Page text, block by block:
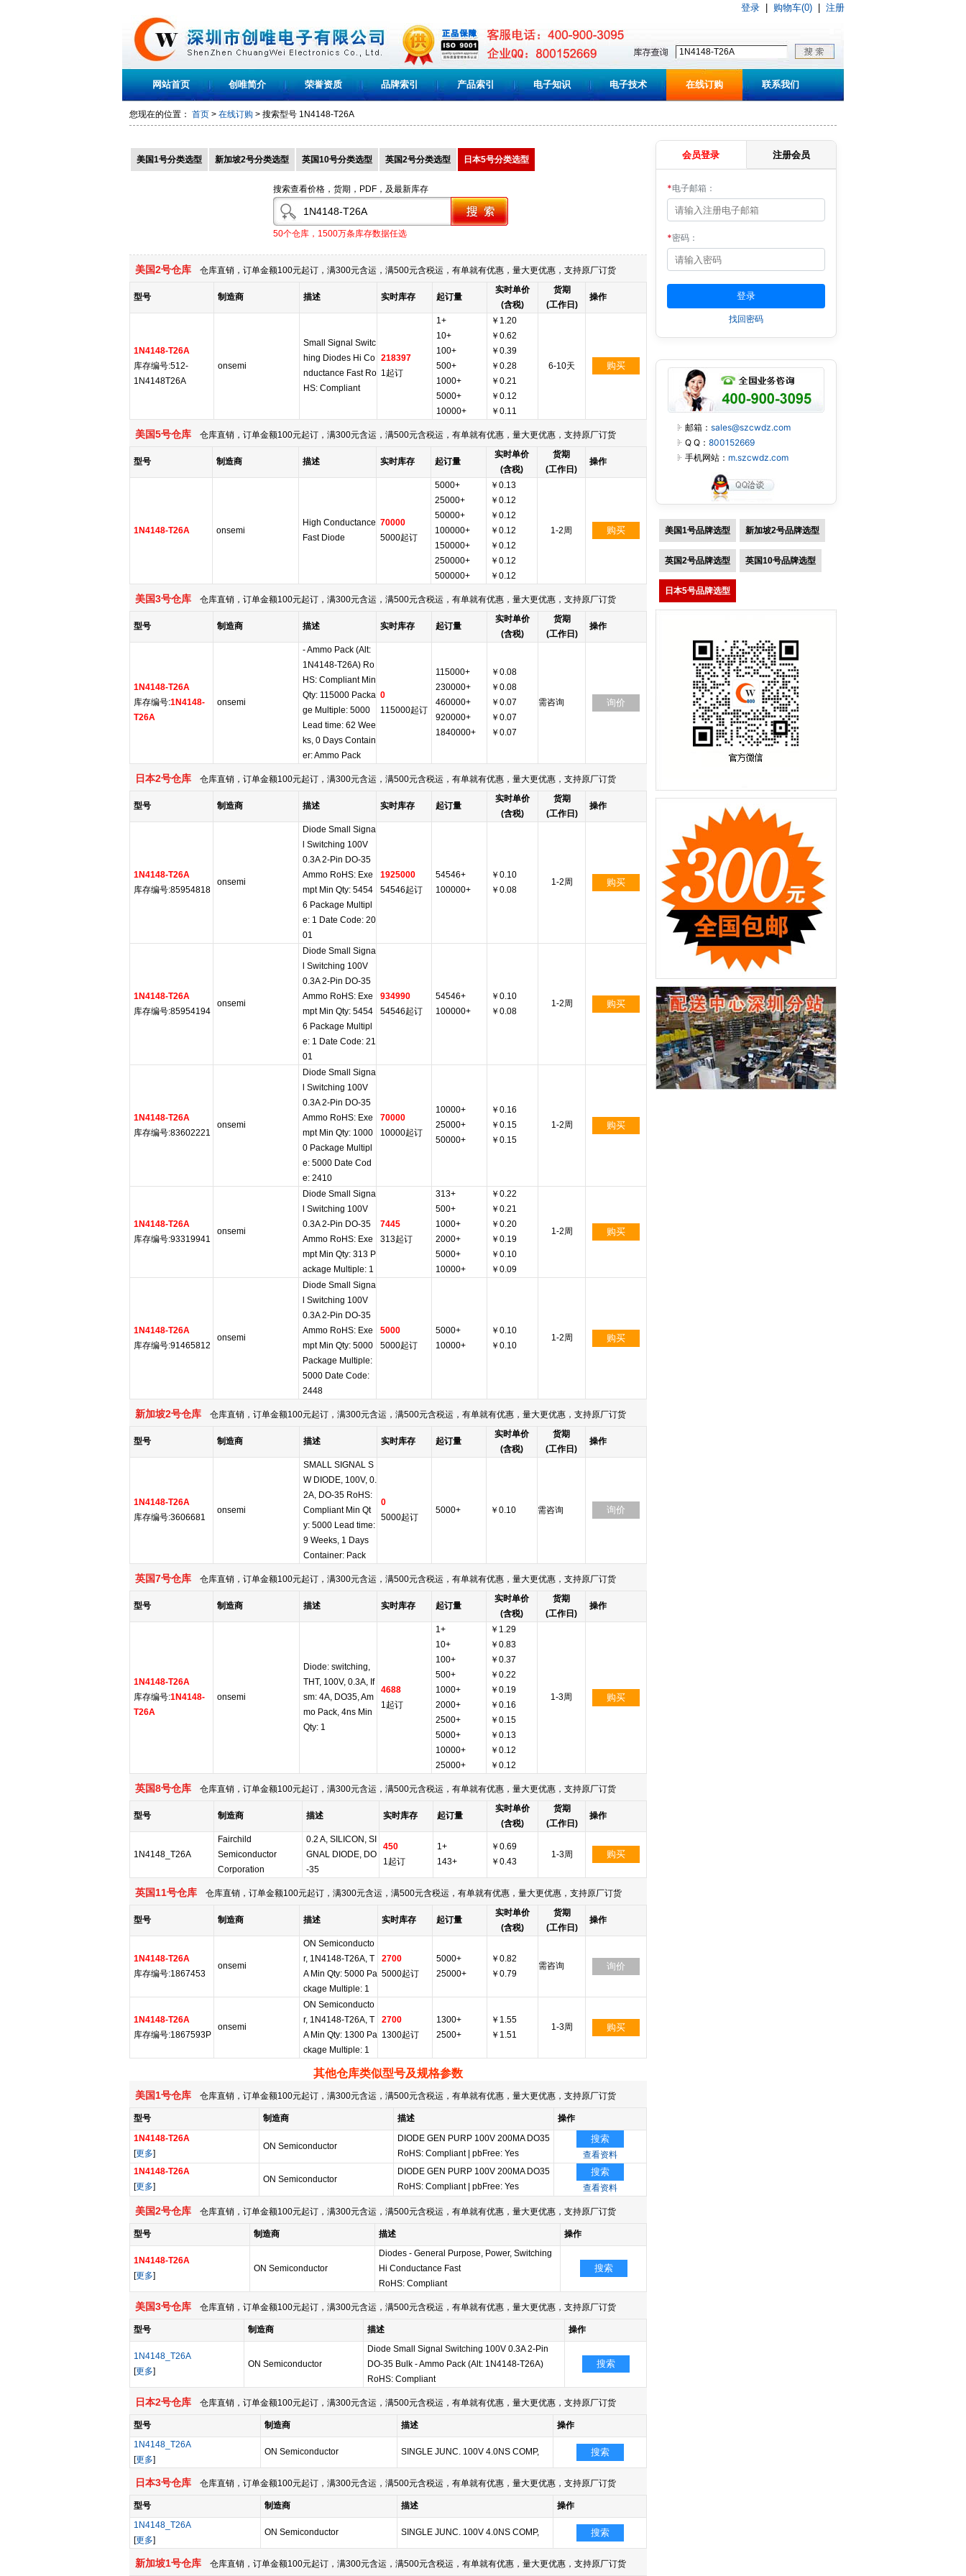
登录 购物车(0) 注册
网站首页 创唯简介 荣誉资质 品牌索引 产品索引 电子知识 电子技术 在线订购 联系我们
您现在的位置： 首页 > 在线订购 > 搜索型号 1N4148-T26A
美国1号分类选型 新加坡2号分类选型 英国10号分类选型 英国2号分类选型 日本5号分类选型
搜索查看价格，货期，PDF，及最新库存
50个仓库，1500万条库存数据任选
美国2号仓库 仓库直销，订单金额100元起订，满300元含运，满500元含税运，有单就有优惠，量大更优惠，支持原厂订货
型号 制造商 描述 实时库存 起订量
实时单价
(含税)
货期
(工作日)
操作
1N4148-T26A
库存编号:512-
1N4148T26A
onsemi
Small Signal Switc
hing Diodes Hi Co
nductance Fast Ro
HS: Compliant
218397
1起订
1+
10+
100+
500+
1000+
5000+
10000+
￥1.20
￥0.62
￥0.39
￥0.28
￥0.21
￥0.12
￥0.11
6-10天 购买
美国5号仓库 仓库直销，订单金额100元起订，满300元含运，满500元含税运，有单就有优惠，量大更优惠，支持原厂订货
型号 制造商 描述 实时库存 起订量
实时单价
(含税)
货期
(工作日)
操作
1N4148-T26A onsemi
High Conductance
Fast Diode
70000
5000起订
5000+
25000+
50000+
100000+
150000+
250000+
500000+
￥0.13
￥0.12
￥0.12
￥0.12
￥0.12
￥0.12
￥0.12
1-2周 购买
美国3号仓库 仓库直销，订单金额100元起订，满300元含运，满500元含税运，有单就有优惠，量大更优惠，支持原厂订货
型号 制造商 描述 实时库存 起订量
实时单价
(含税)
货期
(工作日)
操作
1N4148-T26A
库存编号:1N4148-
T26A
onsemi
- Ammo Pack (Alt:
1N4148-T26A) Ro
HS: Compliant Min
Qty: 115000 Packa
ge Multiple: 5000
Lead time: 62 Wee
ks, 0 Days Contain
er: Ammo Pack
0
115000起订
115000+
230000+
460000+
920000+
1840000+
￥0.08
￥0.08
￥0.07
￥0.07
￥0.07
需咨询 询价
日本2号仓库 仓库直销，订单金额100元起订，满300元含运，满500元含税运，有单就有优惠，量大更优惠，支持原厂订货
型号 制造商 描述 实时库存 起订量
实时单价
(含税)
货期
(工作日)
操作
1N4148-T26A
库存编号:85954818
onsemi
Diode Small Signa
l Switching 100V
0.3A 2-Pin DO-35
Ammo RoHS: Exe
mpt Min Qty: 5454
6 Package Multipl
e: 1 Date Code: 20
01
1925000
54546起订
54546+
100000+
￥0.10
￥0.08
1-2周 购买
1N4148-T26A
库存编号:85954194
onsemi
Diode Small Signa
l Switching 100V
0.3A 2-Pin DO-35
Ammo RoHS: Exe
mpt Min Qty: 5454
6 Package Multipl
e: 1 Date Code: 21
01
934990
54546起订
54546+
100000+
￥0.10
￥0.08
1-2周 购买
1N4148-T26A
库存编号:83602221
onsemi
Diode Small Signa
l Switching 100V
0.3A 2-Pin DO-35
Ammo RoHS: Exe
mpt Min Qty: 1000
0 Package Multipl
e: 5000 Date Cod
e: 2410
70000
10000起订
10000+
25000+
50000+
￥0.16
￥0.15
￥0.15
1-2周 购买
1N4148-T26A
库存编号:93319941
onsemi
Diode Small Signa
l Switching 100V
0.3A 2-Pin DO-35
Ammo RoHS: Exe
mpt Min Qty: 313 P
ackage Multiple: 1
7445
313起订
313+
500+
1000+
2000+
5000+
10000+
￥0.22
￥0.21
￥0.20
￥0.19
￥0.10
￥0.09
1-2周 购买
1N4148-T26A
库存编号:91465812
onsemi
Diode Small Signa
l Switching 100V
0.3A 2-Pin DO-35
Ammo RoHS: Exe
mpt Min Qty: 5000
Package Multiple:
5000 Date Code:
2448
5000
5000起订
5000+
10000+
￥0.10
￥0.10
1-2周 购买
新加坡2号仓库 仓库直销，订单金额100元起订，满300元含运，满500元含税运，有单就有优惠，量大更优惠，支持原厂订货
型号 制造商 描述 实时库存 起订量
实时单价
(含税)
货期
(工作日)
操作
1N4148-T26A
库存编号:3606681
onsemi
SMALL SIGNAL S
W DIODE, 100V, 0.
2A, DO-35 RoHS:
Compliant Min Qt
y: 5000 Lead time:
9 Weeks, 1 Days
Container: Pack
0
5000起订
5000+ ￥0.10 需咨询 询价
英国7号仓库 仓库直销，订单金额100元起订，满300元含运，满500元含税运，有单就有优惠，量大更优惠，支持原厂订货
型号 制造商 描述 实时库存 起订量
实时单价
(含税)
货期
(工作日)
操作
1N4148-T26A
库存编号:1N4148-
T26A
onsemi
Diode: switching,
THT, 100V, 0.3A, If
sm: 4A, DO35, Am
mo Pack, 4ns Min
Qty: 1
4688
1起订
1+
10+
100+
500+
1000+
2000+
2500+
5000+
10000+
25000+
￥1.29
￥0.83
￥0.37
￥0.22
￥0.19
￥0.16
￥0.15
￥0.13
￥0.12
￥0.12
1-3周 购买
英国8号仓库 仓库直销，订单金额100元起订，满300元含运，满500元含税运，有单就有优惠，量大更优惠，支持原厂订货
型号 制造商 描述 实时库存 起订量
实时单价
(含税)
货期
(工作日)
操作
1N4148_T26A
Fairchild
Semiconductor
Corporation
0.2 A, SILICON, SI
GNAL DIODE, DO
-35
450
1起订
1+
143+
￥0.69
￥0.43
1-3周 购买
英国11号仓库 仓库直销，订单金额100元起订，满300元含运，满500元含税运，有单就有优惠，量大更优惠，支持原厂订货
型号 制造商 描述 实时库存 起订量
实时单价
(含税)
货期
(工作日)
操作
1N4148-T26A
库存编号:1867453
onsemi
ON Semiconducto
r, 1N4148-T26A, T
A Min Qty: 5000 Pa
ckage Multiple: 1
2700
5000起订
5000+
25000+
￥0.82
￥0.79
需咨询 询价
1N4148-T26A
库存编号:1867593P
onsemi
ON Semiconducto
r, 1N4148-T26A, T
A Min Qty: 1300 Pa
ckage Multiple: 1
2700
1300起订
1300+
2500+
￥1.55
￥1.51
1-3周 购买
其他仓库类似型号及规格参数
美国1号仓库 仓库直销，订单金额100元起订，满300元含运，满500元含税运，有单就有优惠，量大更优惠，支持原厂订货
型号 制造商 描述
操作
1N4148-T26A
[更多]
ON Semiconductor
DIODE GEN PURP 100V 200MA DO35
RoHS: Compliant pbFree: Yes
搜索
查看资料
1N4148-T26A
[更多]
ON Semiconductor
DIODE GEN PURP 100V 200MA DO35
RoHS: Compliant pbFree: Yes
搜索
查看资料
美国2号仓库 仓库直销，订单金额100元起订，满300元含运，满500元含税运，有单就有优惠，量大更优惠，支持原厂订货
型号 制造商 描述 操作
1N4148-T26A
[更多]
ON Semiconductor
Diodes - General Purpose, Power, Switching
Hi Conductance Fast
RoHS: Compliant
搜索
美国3号仓库 仓库直销，订单金额100元起订，满300元含运，满500元含税运，有单就有优惠，量大更优惠，支持原厂订货
型号 制造商 描述 操作
1N4148_T26A
[更多]
ON Semiconductor
Diode Small Signal Switching 100V 0.3A 2-Pin
DO-35 Bulk - Ammo Pack (Alt: 1N4148-T26A)
RoHS: Compliant
搜索
日本2号仓库 仓库直销，订单金额100元起订，满300元含运，满500元含税运，有单就有优惠，量大更优惠，支持原厂订货
型号 制造商 描述
操作
1N4148_T26A
[更多]
ON Semiconductor SINGLE JUNC. 100V 4.0NS COMP, 搜索
日本3号仓库 仓库直销，订单金额100元起订，满300元含运，满500元含税运，有单就有优惠，量大更优惠，支持原厂订货
型号 制造商 描述
操作
1N4148_T26A
[更多]
ON Semiconductor SINGLE JUNC. 100V 4.0NS COMP, 搜索
新加坡1号仓库 仓库直销，订单金额100元起订，满300元含运，满500元含税运，有单就有优惠，量大更优惠，支持原厂订货
会员登录 注册会员
*电子邮箱：
*密码：
找回密码
邮箱： sales@szcwdz.com
Q Q： 800152669
手机网站： m.szcwdz.com
美国1号品牌选型 新加坡2号品牌选型
英国2号品牌选型 英国10号品牌选型
日本5号品牌选型